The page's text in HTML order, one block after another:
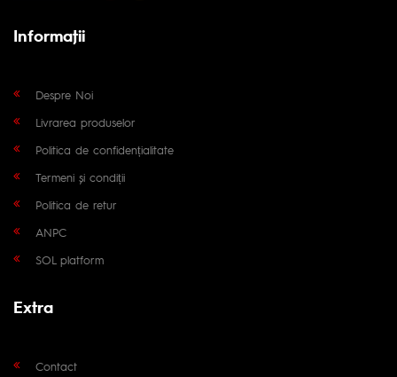
Informaţii
Despre Noi
Livrarea produselor
Politica de confidențialitate
Termeni și condiții
Politica de retur
ANPC
SOL platform
Extra
Contact